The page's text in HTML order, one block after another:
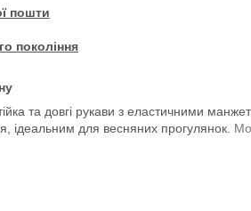
пошти
покоління
та довгі рукави з еластичними
ідеальним для весняних прогулянок.